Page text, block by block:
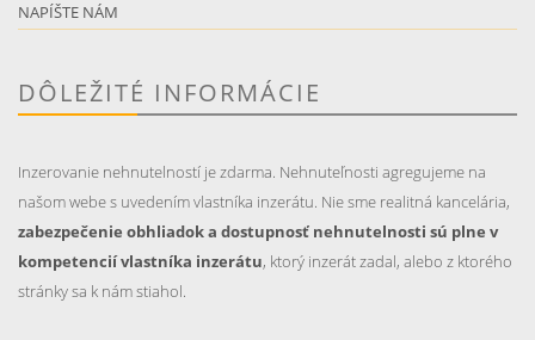
NAPÍŠTE NÁM
DÔLEŽITÉ INFORMÁCIE
Inzerovanie nehnutelností je zdarma. Nehnuteľnosti agregujeme na
našom webe s uvedením vlastníka inzerátu. Nie sme realitná kancelária,
zabezpečenie obhliadok a dostupnosť nehnutelnosti sú plne v
kompetencií vlastníka inzerátu, ktorý inzerát zadal, alebo z ktorého
stránky sa k nám stiahol.